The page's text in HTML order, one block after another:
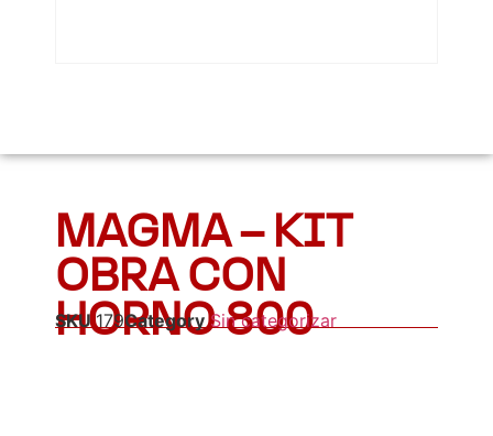
MAGMA – KIT
OBRA CON
HORNO 800
SKU 179Category Sin categorizar